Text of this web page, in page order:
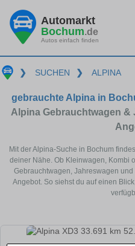
Automarkt
Bochum.de
Autos einfach finden
❯ SUCHEN ❯ ALPINA
gebrauchte Alpina in
Alpina Gebrauchtwagen &
Mit der Alpina-Suche in Bochum
deiner Nähe. Ob Kleinwagen, Kombi
Gebrauchtwagen, Jahreswagen
Angebot. So siehst du auf einen